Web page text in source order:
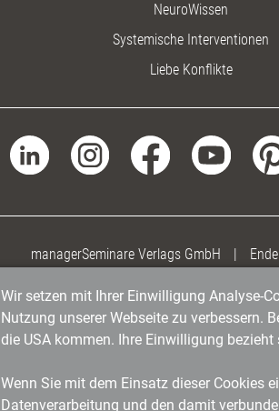
NeuroWissen
Systemische Interventionen
Liebe Konflikte
managerSeminare Verlags GmbH |
Wir setzen mit Ihrer Einwilligung Analyse-
Nutzung unserer Webseite zu verbessern.
die USA kommen. Ihre Einwilligung
Wenn Sie mit dem Einsatz dieser Cookies
Datenverarbeitung und den damit